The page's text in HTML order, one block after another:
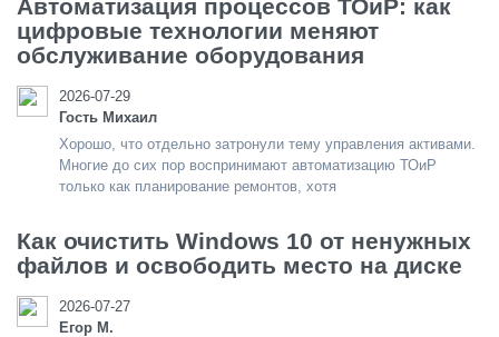
Автоматизация процессов ТОиР: как
цифровые технологии меняют
обслуживание оборудования
2026-07-29
Гость Михаил
Хорошо, что отдельно затронули тему управления активами.
Многие до сих пор воспринимают автоматизацию ТОиР
только как планирование ремонтов, хотя
Как очистить Windows 10 от ненужных
файлов и освободить место на диске
2026-07-27
Егор М.